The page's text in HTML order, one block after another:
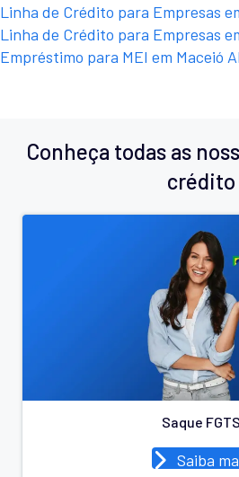
Linha de Crédito para Empresas
Linha de Crédito para Empresas
Empréstimo para MEI em Maceió
Conheça todas as
crédito
Saque FGTS
Saiba